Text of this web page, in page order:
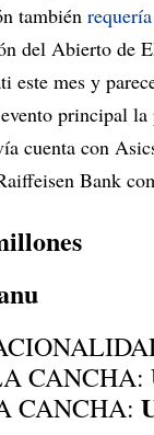
también
del Abierto de
este mes y
principal la
cuenta con
Bank
CANCHA:
CANCHA: